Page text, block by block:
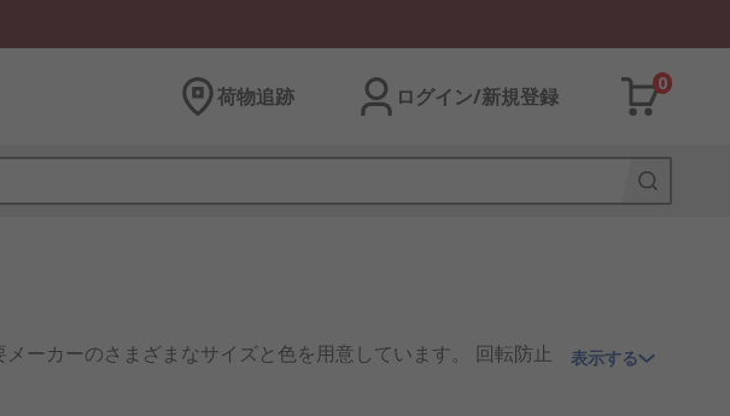
荷物追跡 ログイン/新規登録
0
ーカーのさまざまなサイズと色を用意しています。 回転防止
表示する